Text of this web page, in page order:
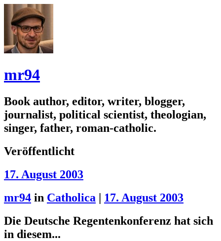
mr94
Book author, editor, writer, blogger,
journalist, political scientist, theologian,
singer, father, roman-catholic.
Veröffentlicht
17. August 2003
mr94 in Catholica | 17. August 2003
Die Deutsche Regentenkonferenz hat sich
in diesem...